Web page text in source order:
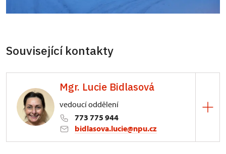
Související kontakty
Mgr. Lucie Bidlasová
vedoucí oddělení
773 775 944
bidlasova.lucie@npu.cz